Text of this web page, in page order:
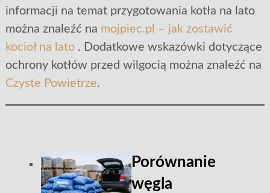
informacji na temat przygotowania kotła na lato
można znaleźć na mojpiec.pl – jak zostawić
kocioł na lato. Dodatkowe wskazówki dotyczące
ochrony kotłów przed wilgocią można znaleźć na
Czyste Powietrze.
Porównanie
węgla